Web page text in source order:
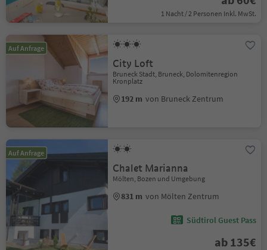
1 Nacht / 2 Personen Inkl. MwSt.
Auf Anfrage
City Loft
Bruneck Stadt, Bruneck, Dolomitenregion
Kronplatz
192 m von Bruneck Zentrum
Auf Anfrage
Chalet Marianna
Mölten, Bozen und Umgebung
831 m von Mölten Zentrum
Südtirol Guest Pass
ab 135€